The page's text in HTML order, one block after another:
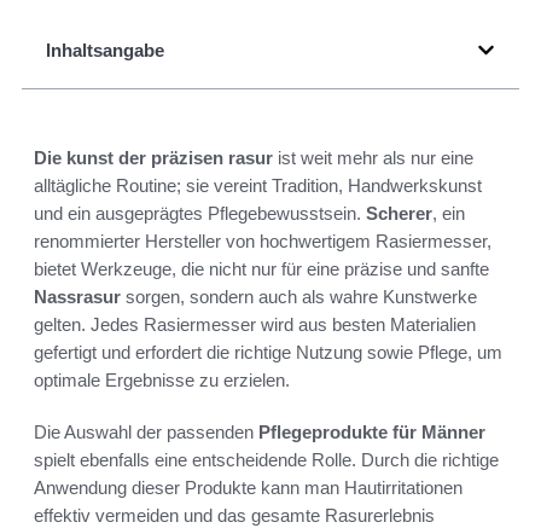
Inhaltsangabe
Die kunst der präzisen rasur ist weit mehr als nur eine
alltägliche Routine; sie vereint Tradition, Handwerkskunst
und ein ausgeprägtes Pflegebewusstsein. Scherer, ein
renommierter Hersteller von hochwertigem Rasiermesser,
bietet Werkzeuge, die nicht nur für eine präzise und sanfte
Nassrasur sorgen, sondern auch als wahre Kunstwerke
gelten. Jedes Rasiermesser wird aus besten Materialien
gefertigt und erfordert die richtige Nutzung sowie Pflege, um
optimale Ergebnisse zu erzielen.
Die Auswahl der passenden Pflegeprodukte für Männer
spielt ebenfalls eine entscheidende Rolle. Durch die richtige
Anwendung dieser Produkte kann man Hautirritationen
effektiv vermeiden und das gesamte Rasurerlebnis